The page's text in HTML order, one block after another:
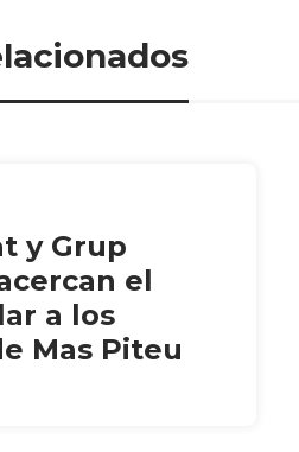
y Grup
el
a los
Mas Piteu